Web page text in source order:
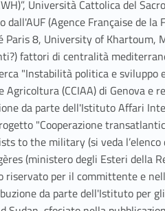
Università Cattolica del
(Agence Française de la
8, University of Khartoum,
fattori di centralità
"Instabilità politica e sviluppo
(CCIAA) di Genova e
da parte dell'Istituto Affari
"Cooperazione
to the military (si veda
(ministero degli Esteri della
per il committente e
da parte dell'Istituto per